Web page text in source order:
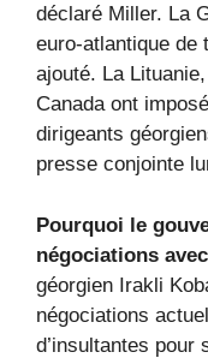
déclaré Miller. La
euro-atlantique de
ajouté. La
Canada ont
dirigeants
presse conjointe
Pourquoi le
négociations
géorgien Irakli
négociations
d’insultantes pour